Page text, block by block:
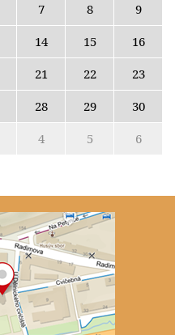
7 8
9
14 15
16
21 22
23
28 29
30
4 5 6